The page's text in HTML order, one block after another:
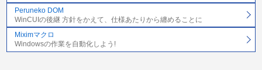
Peruneko DOM
WinCUIの後継 方針をかえて、仕様あたりから纏めることに
Miximマクロ
Windowsの作業を自動化しよう!